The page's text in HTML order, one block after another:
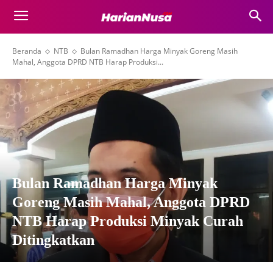
Beranda NTB
Bulan Ramadhan Harga Minyak Goreng Masih
Mahal, Anggota DPRD NTB Harap Produksi...
Bulan Ramadhan Harga Minyak
Goreng Masih Mahal, Anggota DPRD
NTB Harap Produksi Minyak Curah
Ditingkatkan